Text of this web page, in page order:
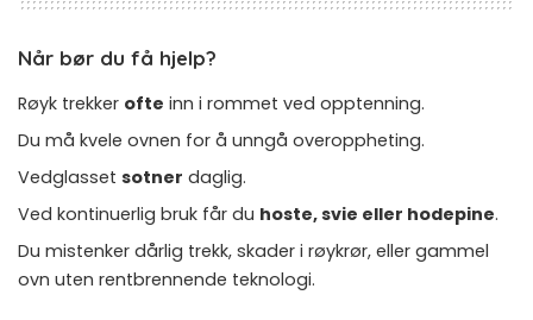
Når bør du få hjelp?
Røyk trekker ofte inn i rommet ved opptenning.
Du må kvele ovnen for å unngå overoppheting.
Vedglasset sotner daglig.
Ved kontinuerlig bruk får du hoste, svie eller hodepine.
Du mistenker dårlig trekk, skader i røykrør, eller gammel
ovn uten rentbrennende teknologi.